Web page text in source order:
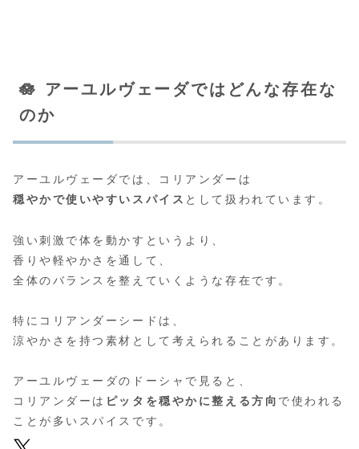
🪷 アーユルヴェーダではどんな存在な
のか
アーユルヴェーダでは、コリアンダーは
穏やかで使いやすいスパイス として扱われています。
強い刺激で体を動かすというより、
香りや軽やかさを通して、
全体のバランスを整えていくような存在です。
特にコリアンダーシードは、
涼やかさを持つ素材として考えられることがあります。
アーユルヴェーダのドーシャで見ると、
コリアンダーは ピッタを穏やかに整える方向 で使われる
ことが多いスパイスです。